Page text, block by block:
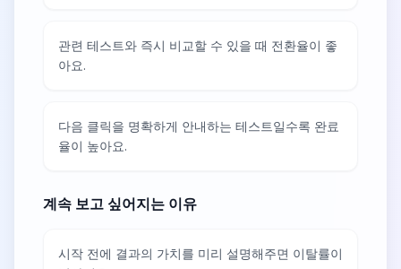
관련 테스트와 즉시 비교할 수 있을 때 전환율이 좋
아요.
다음 클릭을 명확하게 안내하는 테스트일수록 완료
율이 높아요.
계속 보고 싶어지는 이유
시작 전에 결과의 가치를 미리 설명해주면 이탈률이